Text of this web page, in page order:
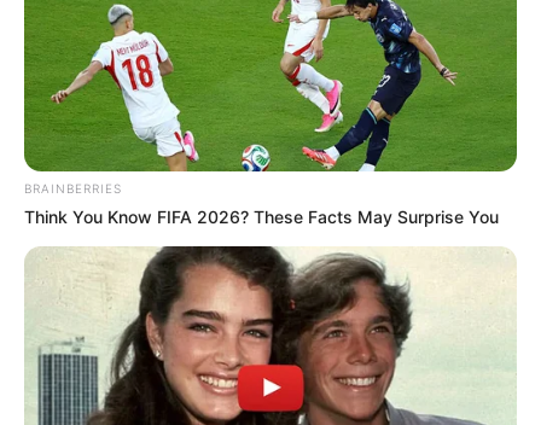
Ακολουθήστε το evianews.com στοGoogle
News
ΤΑ ΠΙΟ ΔΗΜΟΦΙΛΗ
BRAINBERRIES
Think You Know FIFA 2026? These Facts May Surprise You